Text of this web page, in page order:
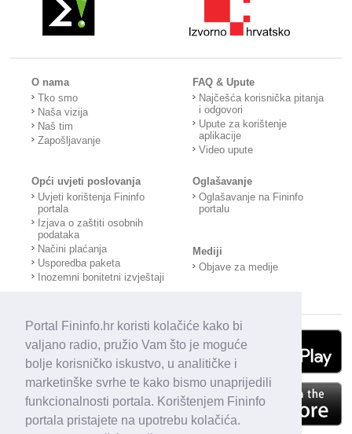
Portal Fininfo.hr koristi kolačiće kako bi
valjano radio, pružio Vam što je moguće
bolje korisničko iskustvo, u analitičke i
marketinške svrhe te kako bismo unaprijedili
funkcionalnosti portala. Korištenjem Fininfo
portala pristajete na upotrebu kolačića.
O nama
Tko smo
Naša vizija
Naš tim
Zapošljavanje
FAQ & Upute
Najčešća korisnička pitanja
i odgovori
Upute za korištenje
aplikacije
Video upute
Opći uvjeti poslovanja
Uvjeti korištenja Fininfo
portala
Izjava o zaštiti osobnih
podataka
Načini plaćanja
Usporedba paketa
Inozemni bonitetni izvještaji
Oglašavanje
Oglašavanje na Fininfo
portalu
Mediji
Objave za medije